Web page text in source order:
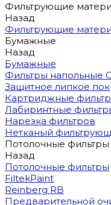
Фильтрующие
Назад
Фильтрующие
Бумажные
Назад
Бумажные
Фильтры напольные
Защитное липкое
Картриджные
Лабиринтные
Нарезка фильтров
Нетканый
Потолочные фильтры
Назад
Потолочные фильтры
FiltekPaint
Reinberg RB
Предварительной